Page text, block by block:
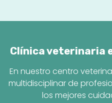
Clínica veterinaria
En nuestro centro
multidisciplinar de
los mejores